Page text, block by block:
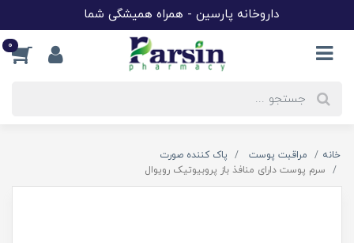
داروخانه پارسین - همراه همیشگی شما
0
خانه مراقبت پوست
پاک کننده صورت
سرم پوست دارای منافذ باز پروبیوتیک رویوال